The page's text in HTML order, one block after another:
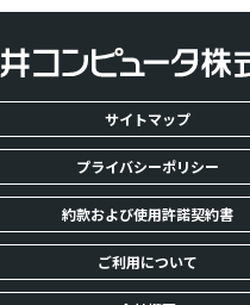
サイトマップ
プライバシーポリシー
約款および使用許諾契約書
ご利用について